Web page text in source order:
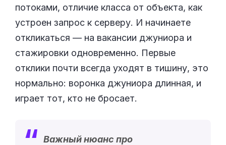
потоками, отличие класса от объекта, как
устроен запрос к серверу. И начинаете
откликаться — на вакансии джуниора и
стажировки одновременно. Первые
отклики почти всегда уходят в тишину, это
нормально: воронка джуниора длинная, и
играет тот, кто не бросает.
Важный нюанс про